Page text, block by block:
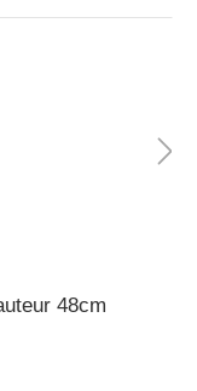
48cm